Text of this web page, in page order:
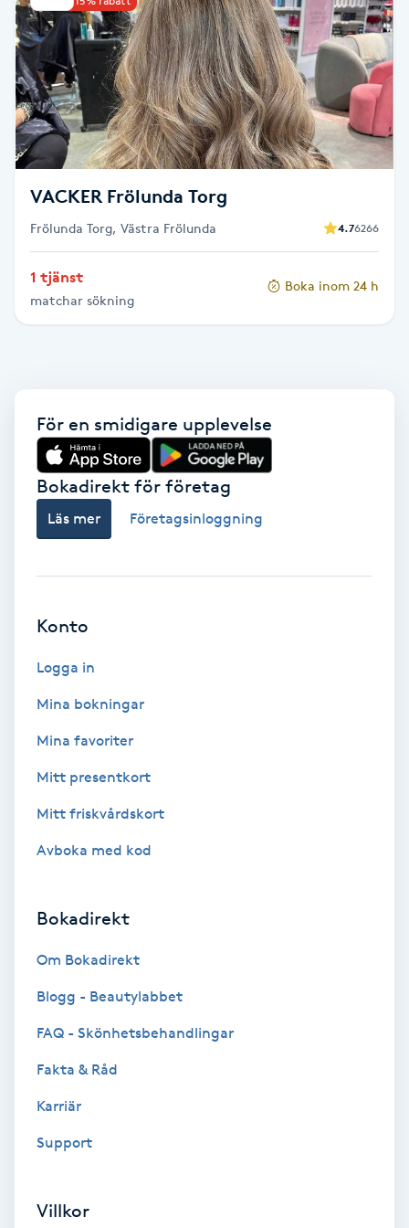
Babylights
Balayage
Bambumassage
Barber
Barnklippning
BIAB
Brynformning
Brynfärgning
Brynplockning
Celluliter
Color correction
Cryoterapi
Diamantslipning
Enzympeeling
VACKER Frölunda Torg
Frölunda Torg, Västra Frölunda 4.76266
1 tjänst
matchar sökning
Boka inom 24 h
För en smidigare upplevelse
Bokadirekt för företag
Läs mer Företagsinloggning
Konto
Logga in
Mina bokningar
Mina favoriter
Mitt presentkort
Mitt friskvårdskort
Avboka med kod
Bokadirekt
Om Bokadirekt
Blogg - Beautylabbet
FAQ - Skönhetsbehandlingar
Fakta & Råd
Karriär
Support
Villkor